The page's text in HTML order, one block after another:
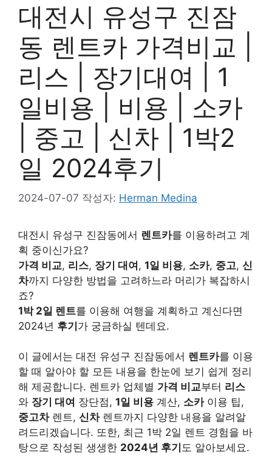
대전시 유성구 진잠
동 렌트카 가격비교 |
리스 | 장기대여 | 1
일비용 | 비용 | 소카
| 중고 | 신차 | 1박2
일 2024후기
2024-07-07 작성자: Herman Medina
대전시 유성구 진잠동에서 렌트카를 이용하려고 계
획 중이신가요?
가격 비교, 리스, 장기 대여, 1일 비용, 소카, 중고, 신
차까지 다양한 방법을 고려하느라 머리가 복잡하시
죠?
1박 2일 렌트를 이용해 여행을 계획하고 계신다면
2024년 후기가 궁금하실 텐데요.
이 글에서는 대전 유성구 진잠동에서 렌트카를 이용
할 때 알아야 할 모든 내용을 한눈에 보기 쉽게 정리
해 제공합니다. 렌트카 업체별 가격 비교부터 리스
와 장기 대여 장단점, 1일 비용 계산, 소카이용 팁,
중고차렌트, 신차렌트까지 다양한 내용을 알려알
려드리겠습니다. 또한, 최근 1박 2일 렌트 경험을 바
탕으로 작성된 생생한 2024년 후기 도 알아보세요.